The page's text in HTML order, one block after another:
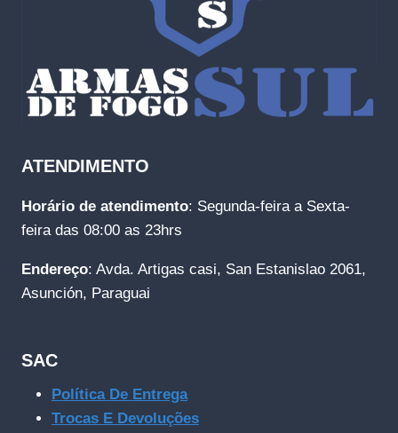
ATENDIMENTO
Horário de atendimento: Segunda-feira a Sexta-
feira das 08:00 as 23hrs
Endereço: Avda. Artigas casi, San Estanislao 2061,
Asunción, Paraguai
SAC
Política De Entrega
Trocas E Devoluções